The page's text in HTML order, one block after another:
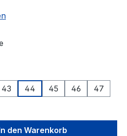
43 44 45 46
47
gewünschten Wert
den Warenkorb